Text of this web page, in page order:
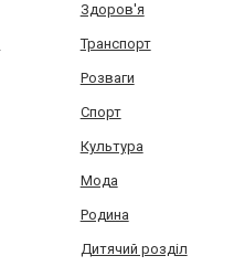
Здоров'я
Транспорт
Розваги
Спорт
Культура
Мода
Родина
Дитячий розділ